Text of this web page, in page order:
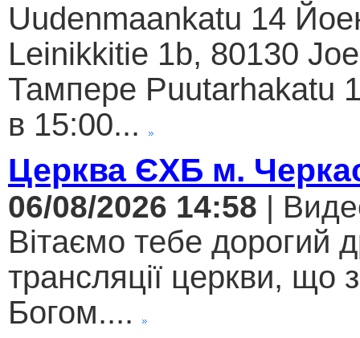
Uudenmaankatu 14
Leinikkitie 1b, 80130
Тампере Puutarhakatu
в 15:00...
Церква ЄХБ м.
06/08/2026 14:58 |
Вітаємо тебе дорогий
трансляції церкви, що
Богом....